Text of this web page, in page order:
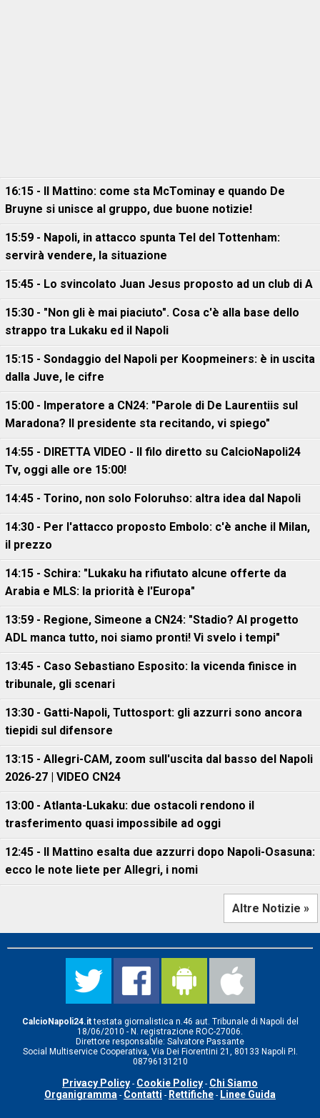
16:15 - Il Mattino: come sta McTominay e quando De
Bruyne si unisce al gruppo, due buone notizie!
15:59 - Napoli, in attacco spunta Tel del Tottenham:
servirà vendere, la situazione
15:45 - Lo svincolato Juan Jesus proposto ad un club di A
15:30 - "Non gli è mai piaciuto". Cosa c'è alla base dello
strappo tra Lukaku ed il Napoli
15:15 - Sondaggio del Napoli per Koopmeiners: è in uscita
dalla Juve, le cifre
15:00 - Imperatore a CN24: "Parole di De Laurentiis sul
Maradona? Il presidente sta recitando, vi spiego"
14:55 - DIRETTA VIDEO - Il filo diretto su CalcioNapoli24
Tv, oggi alle ore 15:00!
14:45 - Torino, non solo Foloruhso: altra idea dal Napoli
14:30 - Per l'attacco proposto Embolo: c'è anche il Milan,
il prezzo
14:15 - Schira: "Lukaku ha rifiutato alcune offerte da
Arabia e MLS: la priorità è l'Europa"
13:59 - Regione, Simeone a CN24: "Stadio? Al progetto
ADL manca tutto, noi siamo pronti! Vi svelo i tempi"
13:45 - Caso Sebastiano Esposito: la vicenda finisce in
tribunale, gli scenari
13:30 - Gatti-Napoli, Tuttosport: gli azzurri sono ancora
tiepidi sul difensore
13:15 - Allegri-CAM, zoom sull'uscita dal basso del Napoli
2026-27 | VIDEO CN24
13:00 - Atlanta-Lukaku: due ostacoli rendono il
trasferimento quasi impossibile ad oggi
12:45 - Il Mattino esalta due azzurri dopo Napoli-Osasuna:
ecco le note liete per Allegri, i nomi
Altre Notizie »
CalcioNapoli24.ittestata giornalistica n.46 aut. Tribunale di Napoli del
18/06/2010 - N. registrazione ROC-27006.
Direttore responsabile: Salvatore Passante
Social Multiservice Cooperativa, Via Dei Fiorentini 21, 80133 Napoli P.I.
08796131210
Privacy Policy - Cookie Policy - Chi Siamo
Organigramma - Contatti - Rettifiche - Linee Guida